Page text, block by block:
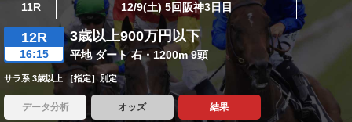
11R 12/9(土) 5回阪神3日目
12R
16:15
3歳以上900万円以下
平地 ダート 右・1200m 9頭
サラ系 3歳以上 ［指定］別定
データ分析 オッズ 結果